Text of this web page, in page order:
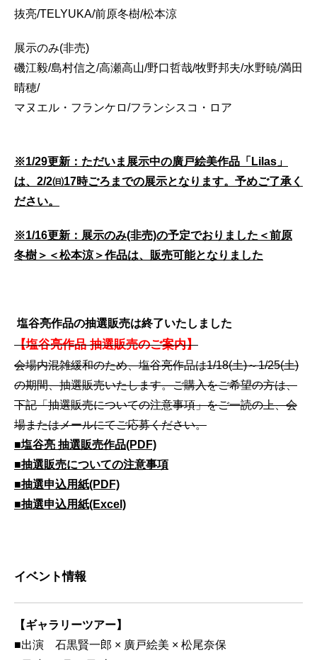
抜亮/TELYUKA/前原冬樹/松本涼
展示のみ(非売)
磯江毅/島村信之/高瀬高山/野口哲哉/牧野邦夫/水野暁/満田
晴穂/
マヌエル・フランケロ/フランシスコ・ロア
※1/29更新：ただいま展示中の廣戸絵美作品「Lilas」
は、2/2㈰17時ごろまでの展示となります。予めご了承く
ださい。
※1/16更新：展示のみ(非売)の予定でおりました＜前原
冬樹＞＜松本涼＞作品は、販売可能となりました
塩谷亮作品の抽選販売は終了いたしました
【塩谷亮作品 抽選販売のご案内】
会場内混雑緩和のため、塩谷亮作品は1/18(土)～1/25(土)
の期間、抽選販売いたします。ご購入をご希望の方は、
下記「抽選販売についての注意事項」をご一読の上、会
場またはメールにてご応募ください。
■塩谷亮 抽選販売作品(PDF)
■抽選販売についての注意事項
■抽選申込用紙(PDF)
■抽選申込用紙(Excel)
イベント情報
【ギャラリーツアー】
■出演 石黒賢一郎 × 廣戸絵美 × 松尾奈保